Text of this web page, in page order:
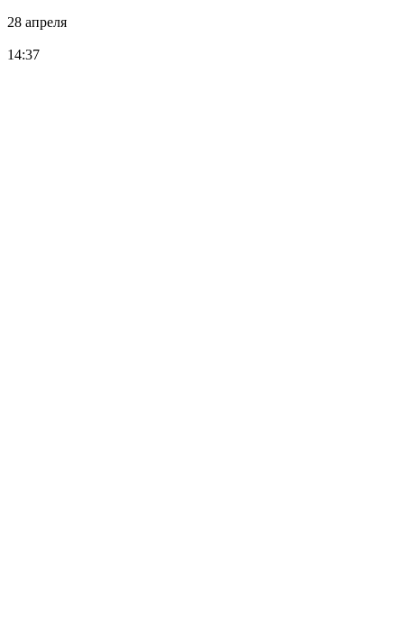
28 апреля
14:37